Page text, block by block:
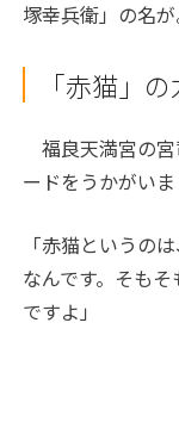
塚幸兵衛」の名
「赤猫」
福良天満宮の
ードをうかがいま
「赤猫というの
なんです。そも
ですよ」